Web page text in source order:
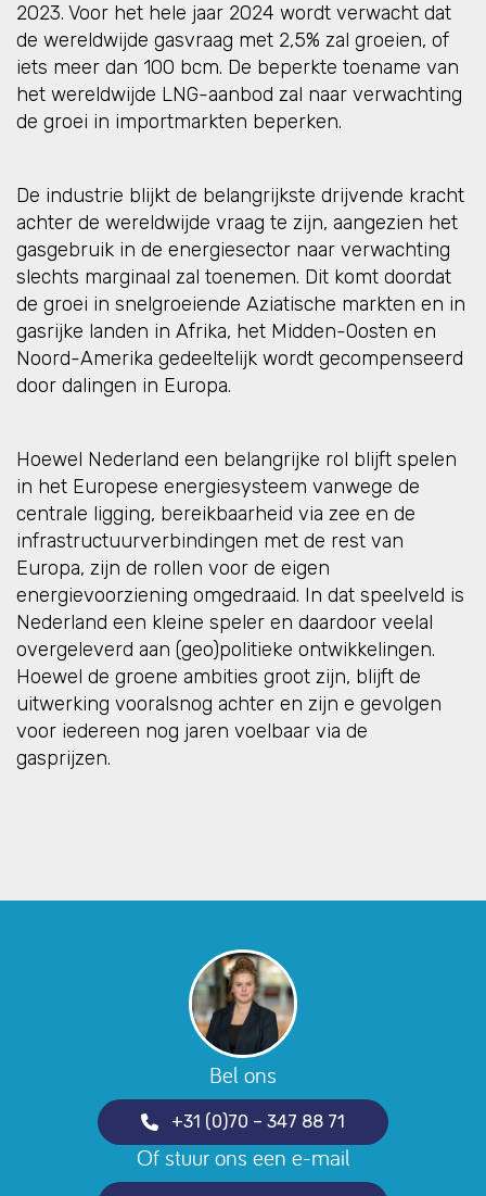
2023. Voor het hele jaar 2024 wordt verwacht dat
de wereldwijde gasvraag met 2,5% zal groeien, of
iets meer dan 100 bcm. De beperkte toename van
het wereldwijde LNG-aanbod zal naar verwachting
de groei in importmarkten beperken.
De industrie blijkt de belangrijkste drijvende kracht
achter de wereldwijde vraag te zijn, aangezien het
gasgebruik in de energiesector naar verwachting
slechts marginaal zal toenemen. Dit komt doordat
de groei in snelgroeiende Aziatische markten en in
gasrijke landen in Afrika, het Midden-Oosten en
Noord-Amerika gedeeltelijk wordt gecompenseerd
door dalingen in Europa.
Hoewel Nederland een belangrijke rol blijft spelen
in het Europese energiesysteem vanwege de
centrale ligging, bereikbaarheid via zee en de
infrastructuurverbindingen met de rest van
Europa, zijn de rollen voor de eigen
energievoorziening omgedraaid. In dat speelveld is
Nederland een kleine speler en daardoor veelal
overgeleverd aan (geo)politieke ontwikkelingen.
Hoewel de groene ambities groot zijn, blijft de
uitwerking vooralsnog achter en zijn e gevolgen
voor iedereen nog jaren voelbaar via de
gasprijzen.
Bel ons
+31 (0)70 – 347 88 71
Of stuur ons een e-mail